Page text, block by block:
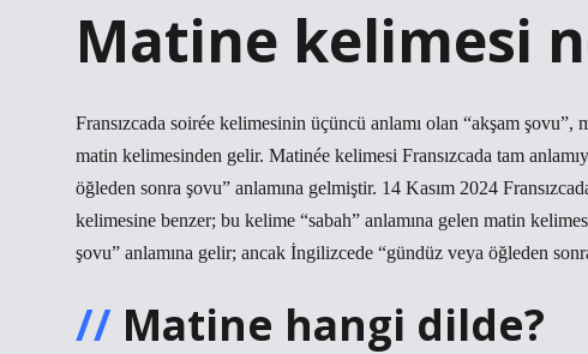
Matine kelimesi
Fransızcada soirée kelimesinin üçüncü anlamı olan “akşam
matin kelimesinden gelir. Matinée kelimesi Fransızcada tam
öğleden sonra şovu” anlamına gelmiştir. 14 Kasım 2024
kelimesine benzer; bu kelime “sabah” anlamına gelen matin
şovu” anlamına gelir; ancak İngilizcede “gündüz veya öğleden
Matine hangi dilde?